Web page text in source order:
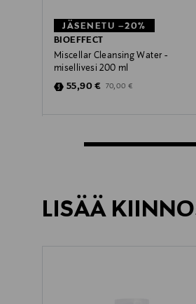
JÄSENETU –20%
BIOEFFECT
Miscellar Cleansing Water -
misellivesi 200 ml
Discounted Price
55,90 € Original Price
70,00 €
LISÄÄ